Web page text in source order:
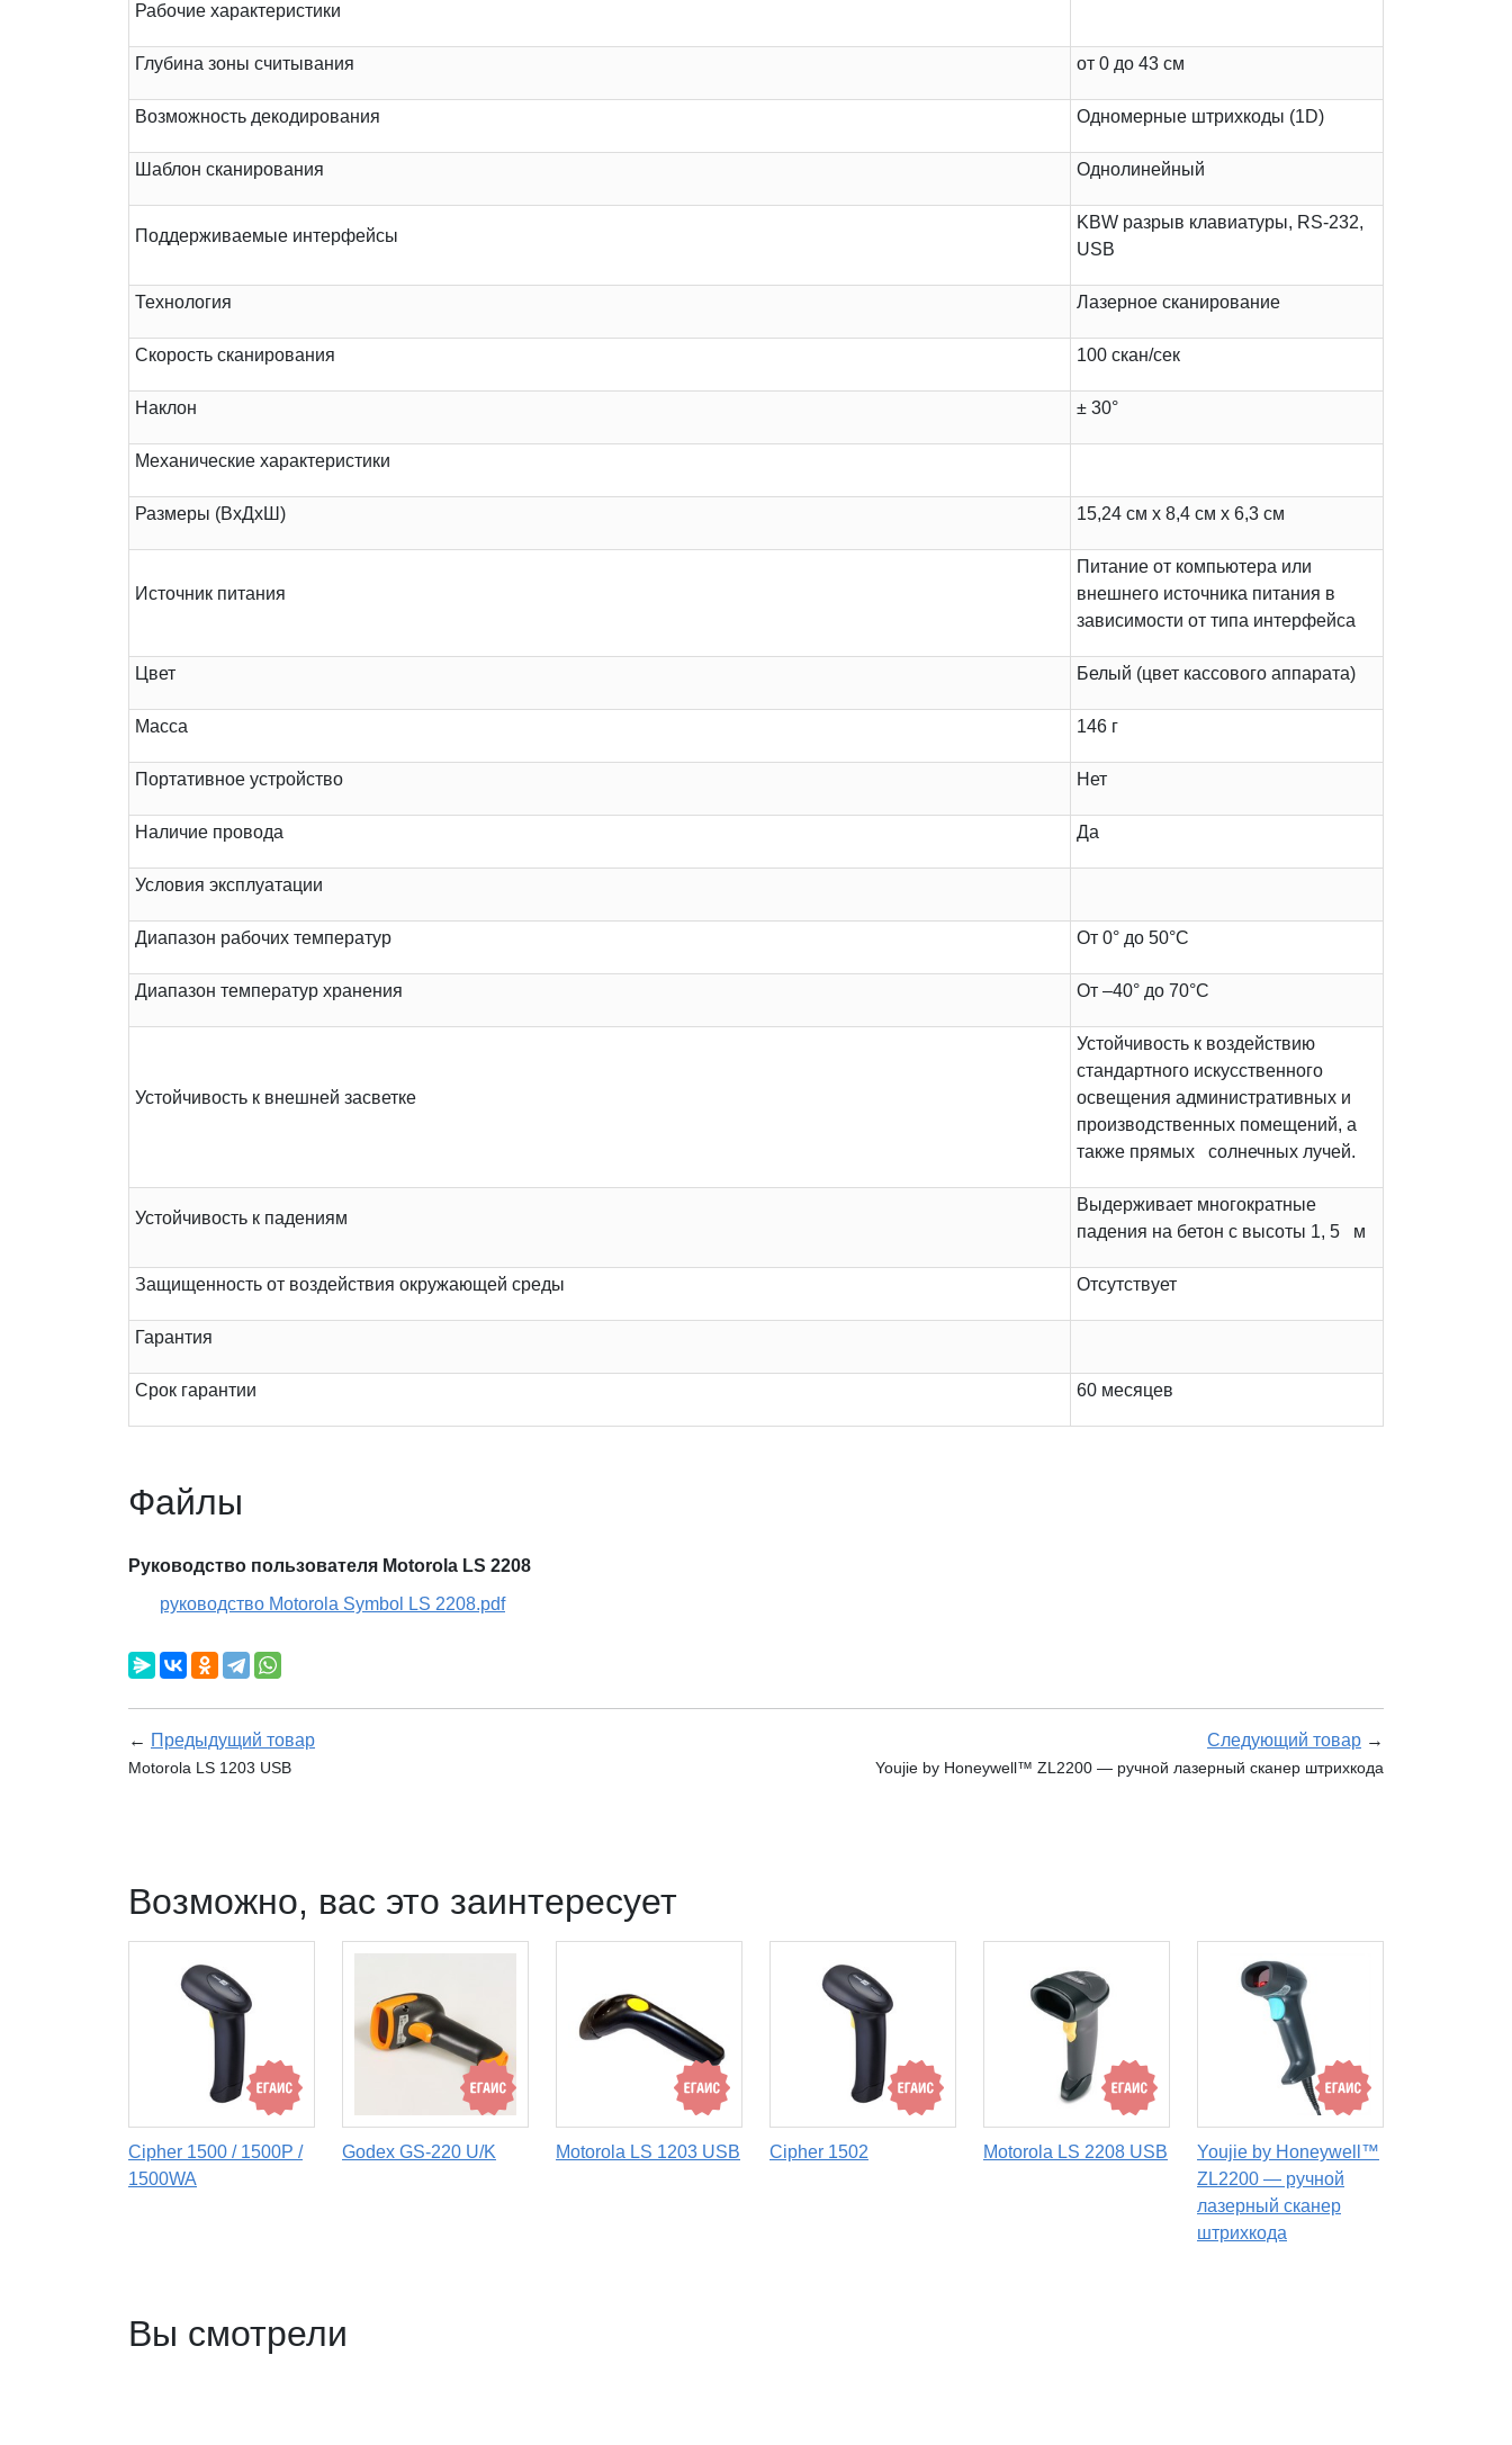
Рабочие характеристики
Глубина зоны считывания от 0 до 43 см
Возможность декодирования Одномерные штрихкоды (1D)
Шаблон сканирования Однолинейный
Поддерживаемые интерфейсы
KBW разрыв клавиатуры, RS-232,
USB
Технология Лазерное сканирование
Скорость сканирования 100 скан/сек
Наклон ± 30°
Механические характеристики
Размеры (ВхДхШ) 15,24 см х 8,4 см х 6,3 см
Источник питания
Питание от компьютера или
внешнего источника питания в
зависимости от типа интерфейса
Цвет Белый (цвет кассового аппарата)
Масса 146 г
Портативное устройство Нет
Наличие провода Да
Условия эксплуатации
Диапазон рабочих температур От 0° до 50°C
Диапазон температур хранения От –40° до 70°C
Устойчивость к внешней засветке
Устойчивость к воздействию
стандартного искусственного
освещения административных и
производственных помещений, а
также прямых солнечных лучей.
Устойчивость к падениям
Выдерживает многократные
падения на бетон с высоты 1, 5 м
Защищенность от воздействия окружающей среды Отсутствует
Гарантия
Срок гарантии 60 месяцев
Файлы
Руководство пользователя Motorola LS 2208
руководство Motorola Symbol LS 2208.pdf
← Предыдущий товар
Motorola LS 1203 USB
Следующий товар →
Youjie by Honeywell™ ZL2200 — ручной лазерный сканер штрихкода
Возможно, вас это заинтересует
Cipher 1500 / 1500P /
1500WA
Godex GS-220 U/K Motorola LS 1203 USB Cipher 1502 Motorola LS 2208 USB
Youjie by Honeywell™
ZL2200 — ручной
лазерный сканер
штрихкода
Вы смотрели